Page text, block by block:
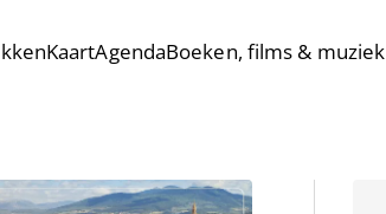
KaartAgendaBoeken, films & muziek